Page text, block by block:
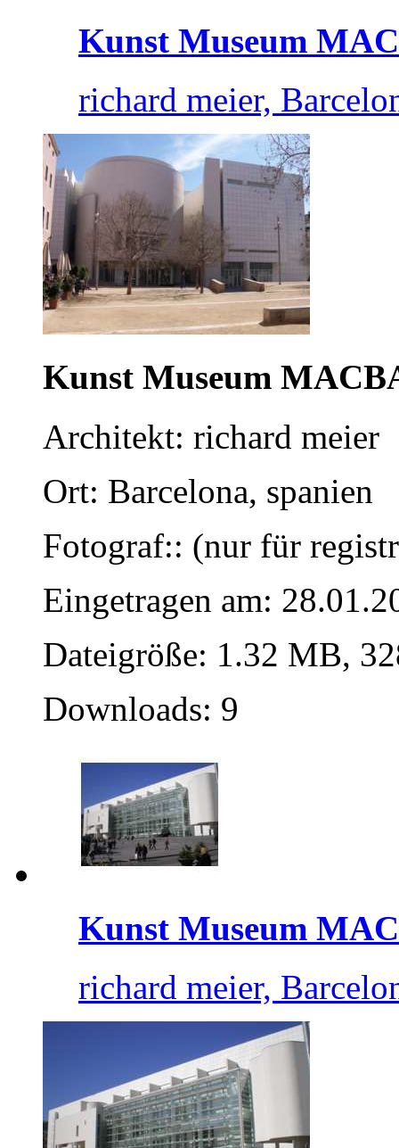
Kunst Museum
richard meier,
Kunst Museum
Architekt: richard meier
Ort: Barcelona, spanien
Fotograf:: (nur für
Eingetragen am:
Dateigröße: 1.32 MB,
Downloads: 9
Kunst Museum
richard meier,